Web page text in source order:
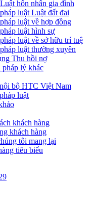
hôn nhân gia đình
luật Luật đất đai
luật về hợp đồng
luật hình sự
luật về sở hữu trí tuệ
luật thường xuyên
Thu hồi nợ
lý khác
bộ HTC Việt Nam
luật
khách hàng
khách hàng
tôi mang lại
tiêu biểu